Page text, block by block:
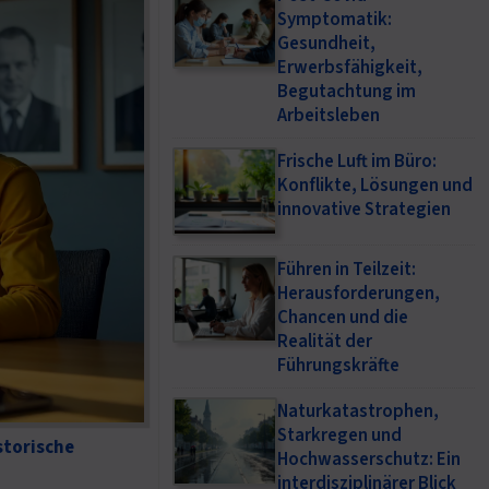
Symptomatik:
Gesundheit,
Erwerbsfähigkeit,
Begutachtung im
Arbeitsleben
Frische Luft im Büro:
Konflikte, Lösungen und
innovative Strategien
Führen in Teilzeit:
Herausforderungen,
Chancen und die
Realität der
Führungskräfte
Naturkatastrophen,
Starkregen und
Hochwasserschutz: Ein